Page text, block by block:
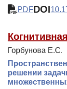
PDFDOI
Горбунова Е.С.
решении